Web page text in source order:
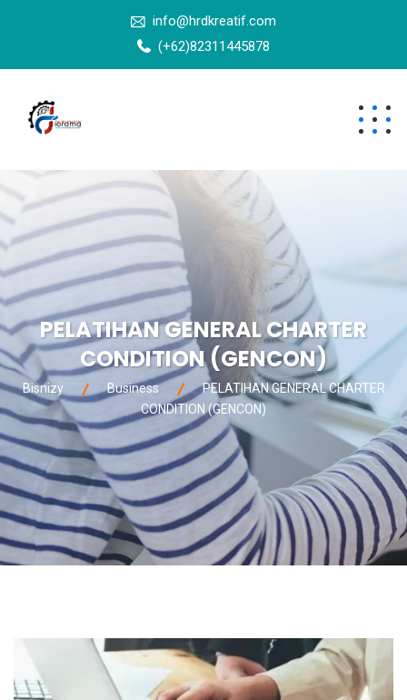
info@hrdkreatif.com
(+62)82311445878
PELATIHAN GENERAL CHARTER
CONDITION (GENCON)
Bisnizy Business
PELATIHAN GENERAL CHARTER
CONDITION (GENCON)